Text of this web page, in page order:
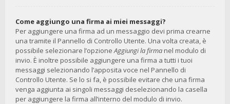
Come aggiungo una firma ai miei messaggi?
Per aggiungere una firma ad un messaggio devi prima crearne
una tramite il Pannello di Controllo Utente. Una volta creata, è
possibile selezionare l’opzioneAggiungi la firma nel modulo di
invio. È inoltre possibile aggiungere una firma a tutti i tuoi
messaggi selezionando l’apposita voce nel Pannello di
Controllo Utente. Se lo si fa, è possibile evitare che una firma
venga aggiunta ai singoli messaggi deselezionando la casella
per aggiungere la firma all’interno del modulo di invio.